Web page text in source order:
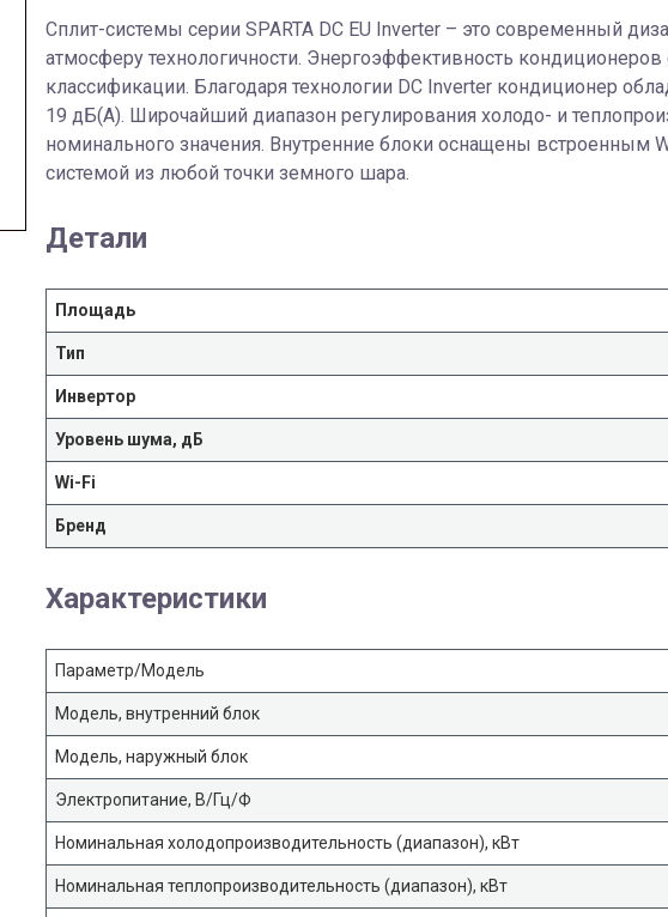
Сплит-системы серии SPARTA DC EU Inverter – это современный
атмосферу технологичности. Энергоэффективность кондиционеров
классификации. Благодаря технологии DC Inverter кондиционер
19 дБ(А). Широчайший диапазон регулирования холодо- и
номинального значения. Внутренние блоки оснащены встроенным
системой из любой точки земного шара.
Детали
Площадь
Тип
Инвертор
Уровень шума, дБ
Wi-Fi
Бренд
Характеристики
Параметр/Модель
Модель, внутренний блок
Модель, наружный блок
Электропитание, В/Гц/Ф
Номинальная холодопроизводительность (диапазон), кВт
Номинальная теплопроизводительность (диапазон), кВт